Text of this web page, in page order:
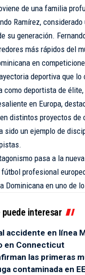
de una familia
Ramírez,
su generación.
más rápidos del
en
deportiva que
como deportista de
en Europa,
distintos proyectos de
sido un ejemplo de
pasa a la
profesional
Dominicana en uno de
puede interesar
accidente en línea
en Connecticut
las primeras
contaminada en